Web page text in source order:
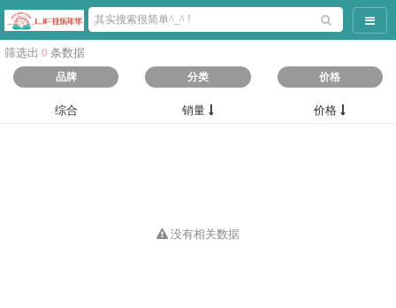
导航
筛选出 0 条数据
品牌 分类 价格
综合 销量 价格
没有相关数据